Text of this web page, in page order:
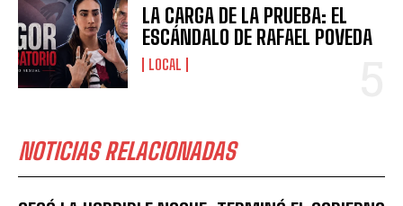
LA CARGA DE LA PRUEBA: EL
ESCÁNDALO DE RAFAEL POVEDA
LOCAL
NOTICIAS RELACIONADAS